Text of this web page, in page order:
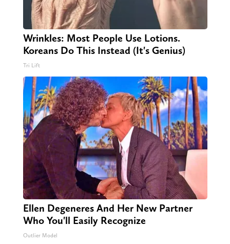
Wrinkles: Most People Use Lotions.
Koreans Do This Instead (It's Genius)
Tri Lift
Ellen Degeneres And Her New Partner
Who You'll Easily Recognize
Outlier Model